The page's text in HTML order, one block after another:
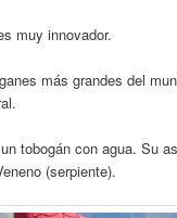
muy innovador.
más grandes del
tobogán con agua. Su
(serpiente).